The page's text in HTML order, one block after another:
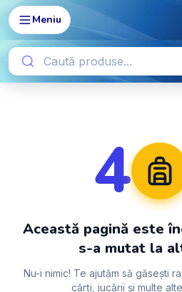
Meniu
4
Această pagină este
s-a mutat la
Nu-i nimic! Te ajutăm să găsești
cărți, jucării și multe